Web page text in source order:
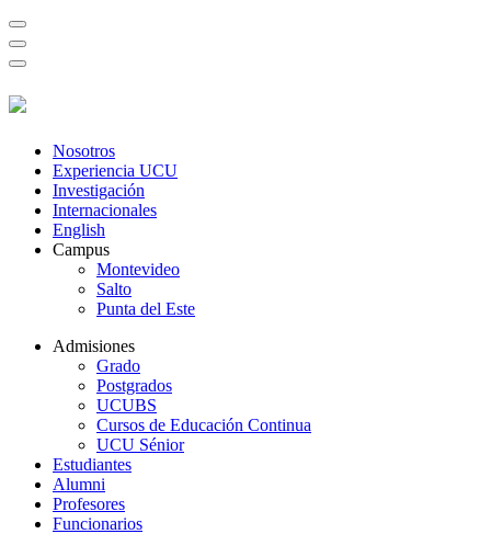
Nosotros
Experiencia UCU
Investigación
Internacionales
English
Campus
Montevideo
Salto
Punta del Este
Admisiones
Grado
Postgrados
UCUBS
Cursos de Educación Continua
UCU Sénior
Estudiantes
Alumni
Profesores
Funcionarios